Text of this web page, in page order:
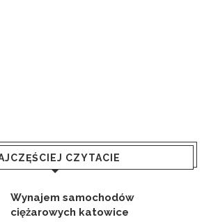
CZYTACIE
Wynajem samochodów
ciężarowych katowice